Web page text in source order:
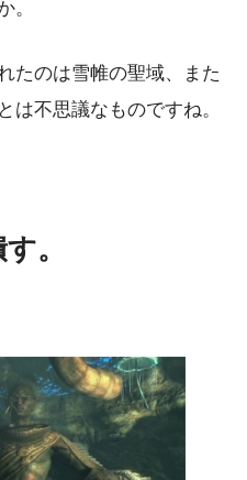
。
たのは雪帷の聖域、また
は不思議なものですね。
。